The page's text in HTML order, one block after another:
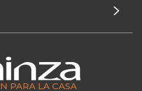
PARA LA CASA